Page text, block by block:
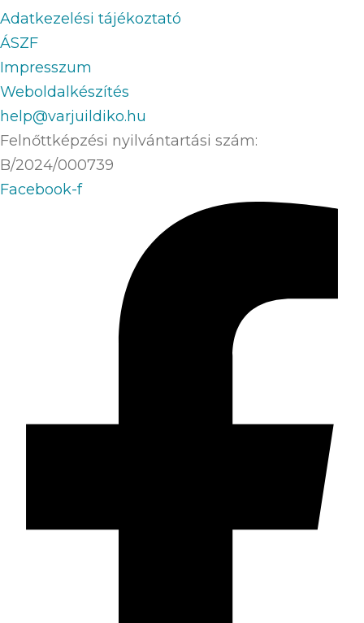
Adatkezelési tájékoztató
ÁSZF
Impresszum
Weboldalkészítés
help@varjuildiko.hu
Felnőttképzési nyilvántartási szám:
B/2024/000739
Facebook-f